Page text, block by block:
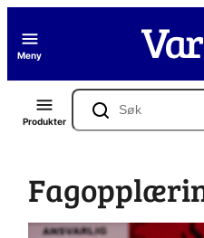
Meny
Produkter
Søk